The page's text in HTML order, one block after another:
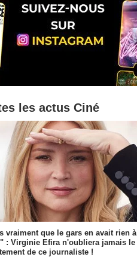
les actus Ciné
vraiment que le gars en avait rien à
: Virginie Efira n'oubliera jamais le
de ce journaliste !